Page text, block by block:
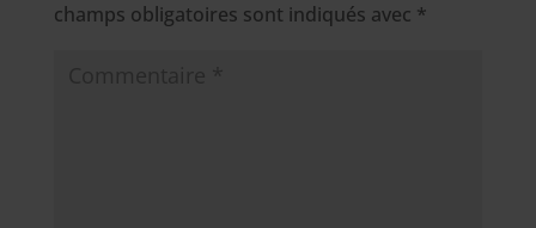
champs obligatoires sont indiqués avec *